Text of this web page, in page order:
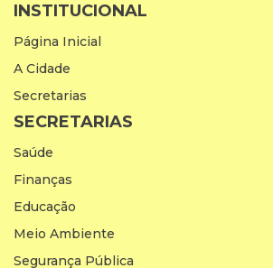
INSTITUCIONAL
Página Inicial
A Cidade
Secretarias
SECRETARIAS
Saúde
Finanças
Educação
Meio Ambiente
Segurança Pública